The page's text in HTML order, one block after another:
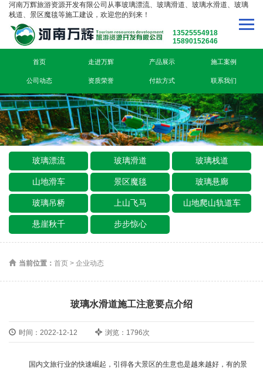
河南万辉旅游资源开发有限公司从事玻璃漂流、玻璃滑道、玻璃水滑道、玻璃
栈道、景区魔毯等施工建设，欢迎您的到来！
13525554918
15890152646
首页 走进万辉 产品展示 施工案例
公司动态 资质荣誉 付款方式 联系我们
玻璃漂流 玻璃滑道 玻璃栈道
山地滑车 景区魔毯 玻璃悬廊
玻璃吊桥 上山飞马 山地爬山轨道车
悬崖秋千 步步惊心
当前位置： 首页 > 企业动态
玻璃水滑道施工注意要点介绍
时间：2022-12-12 浏览：1796次
国内文旅行业的快速崛起，引得各大景区的生意也是越来越好，有的景